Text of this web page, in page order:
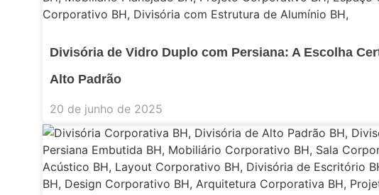
Divisória de Vidro Duplo com Persiana: A Escolha
Alto Padrão
20 de junho de 2025